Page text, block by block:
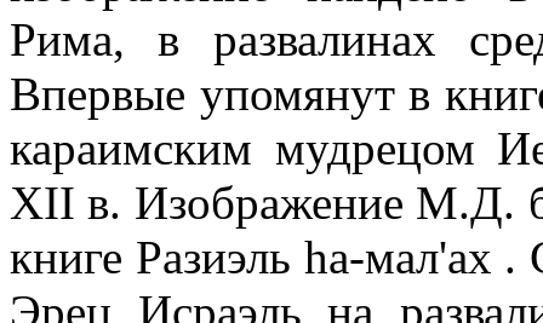
Рима, в развалинах
Впервые упомянут в
караимским мудрецом
XII в. Изображение М.Д.
книге Разиэль hа-мал'ах
Эрец Исраэль на